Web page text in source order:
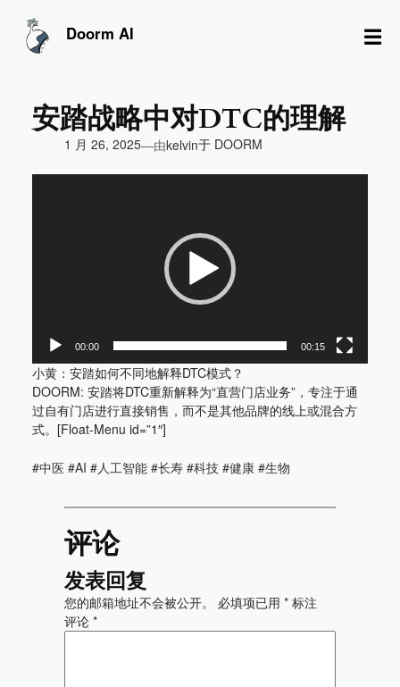
Doorm AI ☰
安踏战略中对DTC的理解
1 月 26, 2025—由kelvin于 DOORM
00:00 00:15
小黄：安踏如何不同地解释DTC模式？
DOORM: 安踏将DTC重新解释为“直营门店业务”，专注于通
过自有门店进行直接销售，而不是其他品牌的线上或混合方
式。[Float-Menu id=”1″]
#中医 #AI #人工智能 #长寿 #科技 #健康 #生物
评论
发表回复
您的邮箱地址不会被公开。 必填项已用 *标注
评论 *